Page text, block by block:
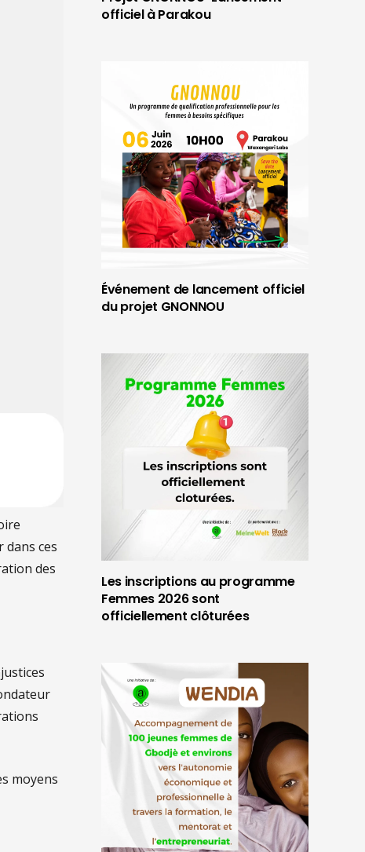
ces
des
moyens
officiel à Parakou
Événement de lancement officiel
du projet GNONNOU
Les inscriptions au programme
Femmes 2026 sont
officiellement clôturées